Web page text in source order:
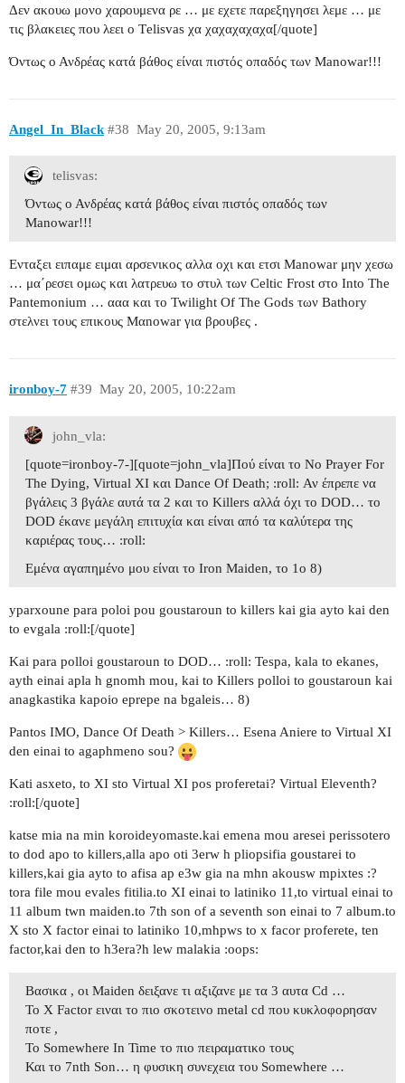
Δεν ακουω μονο χαρουμενα ρε … με εχετε παρεξηγησει λεμε … με
τις βλακειες που λεει ο Τelisvas χα χαχαχαχαχα[/quote]
Όντως ο Ανδρέας κατά βάθος είναι πιστός οπαδός των Manowar!!!
Angel_In_Black May 20, 2005, 9:13am
#38
telisvas:
Όντως ο Ανδρέας κατά βάθος είναι πιστός οπαδός των
Manowar!!!
Ενταξει ειπαμε ειμαι αρσενικος αλλα οχι και ετσι Μanowar μην χεσω
… μα΄ρεσει ομως και λατρευω το στυλ των Celtic Frost στο Into The
Pantemonium … ααα και το Twilight Of The Gods των Βathory
στελνει τους επικους Μαnowar για βρουβες .
ironboy-7 May 20, 2005, 10:22am
#39
john_vla:
[quote=ironboy-7-][quote=john_vla]Πού είναι το No Prayer For
The Dying, Virtual XI και Dance Of Death; :roll: Αν έπρεπε να
βγάλεις 3 βγάλε αυτά τα 2 και το Killers αλλά όχι το DOD… το
DOD έκανε μεγάλη επιτυχία και είναι από τα καλύτερα της
καριέρας τους… :roll:
Εμένα αγαπημένο μου είναι το Iron Maiden, το 1ο 8)
yparxoune para poloi pou goustaroun to killers kai gia ayto kai den
to evgala :roll:[/quote]
Kai para polloi goustaroun to DOD… :roll: Tespa, kala to ekanes,
ayth einai apla h gnomh mou, kai to Killers polloi to goustaroun kai
anagkastika kapoio eprepe na bgaleis… 8)
Pantos IMO, Dance Of Death > Killers… Esena Aniere to Virtual XI
den einai to agaphmeno sou?
Kati asxeto, to XI sto Virtual XI pos proferetai? Virtual Eleventh?
:roll:[/quote]
katse mia na min koroideyomaste.kai emena mou aresei perissotero
to dod apo to killers,alla apo oti 3erw h pliopsifia goustarei to
killers,kai gia ayto to afisa ap e3w gia na mhn akousw mpixtes :?
tora file mou evales fitilia.to XI einai to latiniko 11,to virtual einai to
11 album twn maiden.to 7th son of a seventh son einai to 7 album.to
X sto X factor einai to latiniko 10,mhpws to x facor proferete, ten
factor,kai den to h3era?h lew malakia :oops:
Βασικα , οι Maiden δειξανε τι αξιζανε με τα 3 αυτα Cd …
To Χ Factor ειναι το πιο σκοτεινο metal cd που κυκλοφορησαν
ποτε ,
Το Somewhere In Time το πιο πειραματικο τους
Και το 7nth Son… η φυσικη συνεχεια του Somewhere …